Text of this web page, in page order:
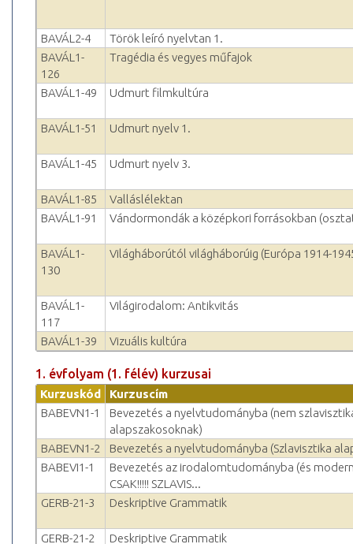
BAVÁL2-4
Török leíró nyelvtan 1.
BAVÁL1-
126
Tragédia és vegyes műfajok
BAVÁL1-49 Udmurt filmkultúra
BAVÁL1-51 Udmurt nyelv 1.
BAVÁL1-45 Udmurt nyelv 3.
BAVÁL1-85
Valláslélektan
BAVÁL1-91
Vándormondák a középkori forrásokban
BAVÁL1-
130
Világháborútól világháborúig (Európa 1914-
BAVÁL1-
117
Világirodalom: Antikvitás
BAVÁL1-39 Vizuális kultúra
1. évfolyam (1. félév) kurzusai
Kurzuskód
Kurzuscím
BABEVN1-1
Bevezetés a nyelvtudományba (nem
alapszakosoknak)
BABEVN1-2
Bevezetés a nyelvtudományba (Szlavisztika
BABEVI1-1
Bevezetés az irodalomtudományba (és
CSAK!!!!! SZLAVIS...
GERB-21-3
Deskriptive Grammatik
GERB-21-2 Deskriptive Grammatik